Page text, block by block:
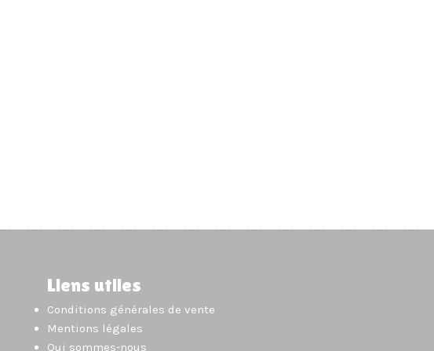
Liens utiles
Conditions générales de vente
Mentions légales
Qui sommes-nous